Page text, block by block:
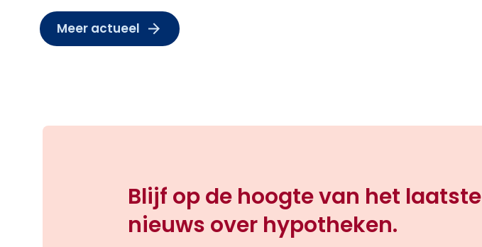
Meer actueel
Blijf op de hoogte van het laatste
nieuws over hypotheken.